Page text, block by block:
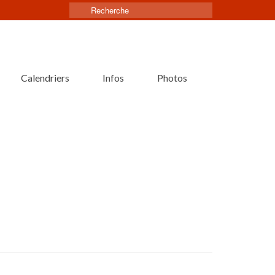
Rechercher :
Calendriers Infos Photos